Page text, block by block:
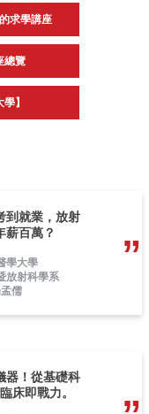
求學講座
總覽
】
到就業，放射
薪百萬？
學大學
放射科學系
儒
器！從基礎科
床即戰力。